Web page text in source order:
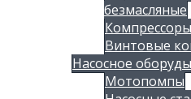
безмасляные
Винтовые
Насосное
Мотопомпы